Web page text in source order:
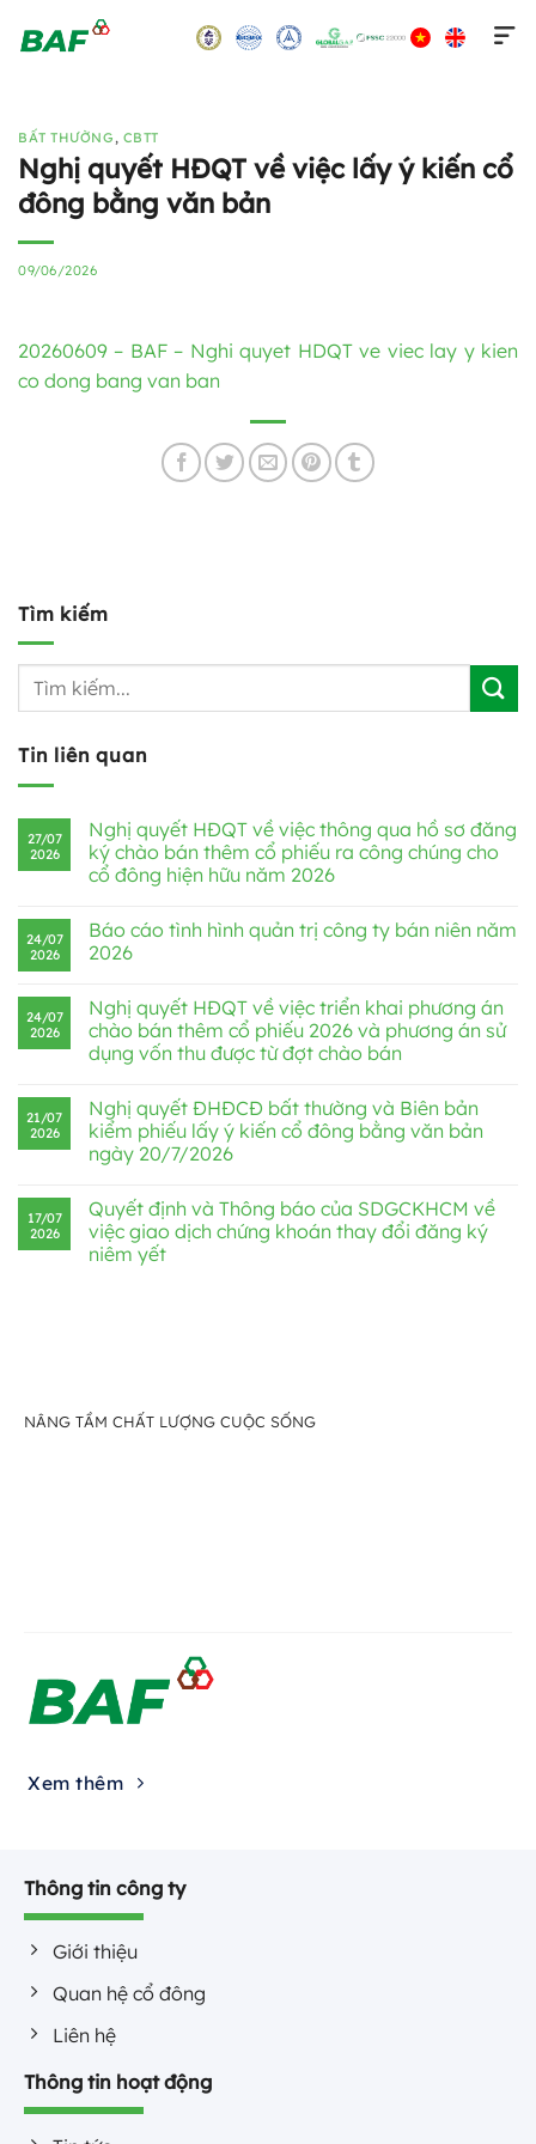
BẤT THƯỜNG , CBTT
Nghị quyết HĐQT về việc lấy ý kiến cổ
đông bằng văn bản
09/06/2026
20260609 – BAF – Nghi quyet HDQT ve viec lay y kien
co dong bang van ban
Tìm kiếm
Tin liên quan
27/07
2026
Nghị quyết HĐQT về việc thông qua hồ sơ đăng
ký chào bán thêm cổ phiếu ra công chúng cho
cổ đông hiện hữu năm 2026
24/07
2026
Báo cáo tình hình quản trị công ty bán niên năm
2026
24/07
2026
Nghị quyết HĐQT về việc triển khai phương án
chào bán thêm cổ phiếu 2026 và phương án sử
dụng vốn thu được từ đợt chào bán
21/07
2026
Nghị quyết ĐHĐCĐ bất thường và Biên bản
kiểm phiếu lấy ý kiến cổ đông bằng văn bản
ngày 20/7/2026
17/07
2026
Quyết định và Thông báo của SDGCKHCM về
việc giao dịch chứng khoán thay đổi đăng ký
niêm yết
NÂNG TẦM CHẤT LƯỢNG CUỘC SỐNG
Xem thêm
Thông tin công ty
Giới thiệu
Quan hệ cổ đông
Liên hệ
Thông tin hoạt động